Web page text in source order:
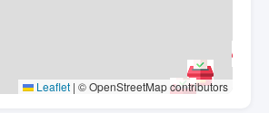
Leaflet | © OpenStreetMap contributors